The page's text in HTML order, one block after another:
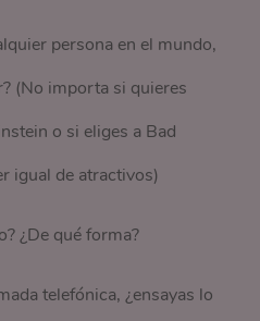
persona en el mundo,
(No importa si quieres
o si eliges a Bad
igual de atractivos)
¿De qué forma?
telefónica, ¿ensayas lo